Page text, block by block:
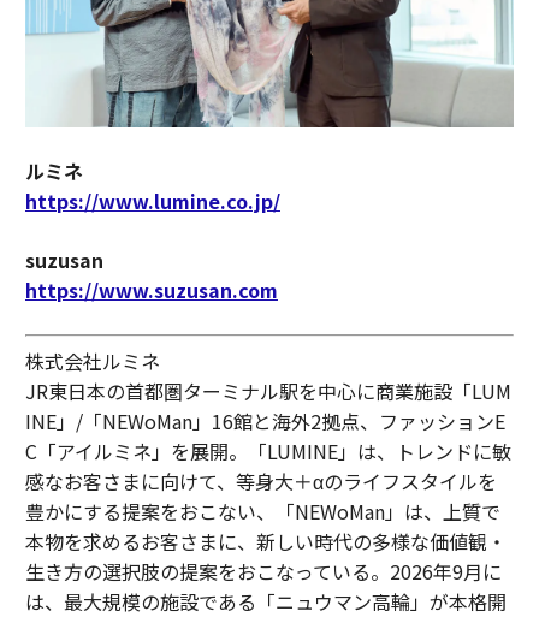
ルミネ
https://www.lumine.co.jp/
suzusan
https://www.suzusan.com
株式会社ルミネ
JR東日本の首都圏ターミナル駅を中心に商業施設「LUM
INE」/「NEWoMan」16館と海外2拠点、ファッションE
C「アイルミネ」を展開。「LUMINE」は、トレンドに敏
感なお客さまに向けて、等身大＋αのライフスタイルを
豊かにする提案をおこない、「NEWoMan」は、上質で
本物を求めるお客さまに、新しい時代の多様な価値観・
生き方の選択肢の提案をおこなっている。2026年9月に
は、最大規模の施設である「ニュウマン高輪」が本格開